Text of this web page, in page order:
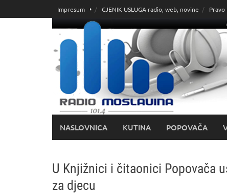
do
Impresum CJENIK USLUGA radio, web, novine
NASLOVNICA KUTINA POPOVAČA
U Knjižnici i čitaonici Popovača
za djecu